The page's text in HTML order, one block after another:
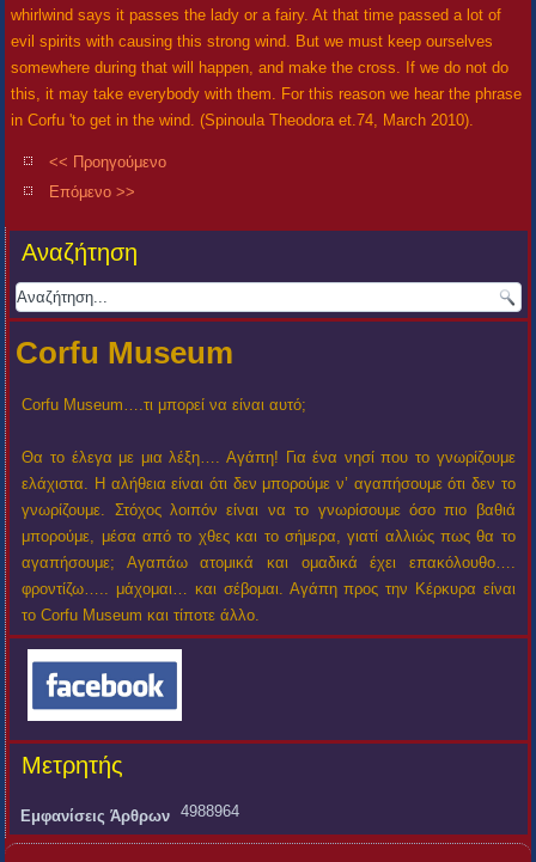
whirlwind says it passes the lady or a fairy. At that time passed a lot of
evil spirits with causing this strong wind. But we must keep ourselves
somewhere during that will happen, and make the cross. If we do not do
this, it may take everybody with them. For this reason we hear the phrase
in Corfu 'to get in the wind. (Spinoula Theodora et.74, March 2010).
<< Προηγούμενο
Επόμενο >>
Αναζήτηση
Corfu Museum
Corfu Museum….τι μπορεί να είναι αυτό;
Θα το έλεγα με μια λέξη…. Αγάπη! Για ένα νησί που το γνωρίζουμε
ελάχιστα. Η αλήθεια είναι ότι δεν μπορούμε ν’ αγαπήσουμε ότι δεν το
γνωρίζουμε. Στόχος λοιπόν είναι να το γνωρίσουμε όσο πιο βαθιά
μπορούμε, μέσα από το χθες και το σήμερα, γιατί αλλιώς πως θα το
αγαπήσουμε; Αγαπάω ατομικά και ομαδικά έχει επακόλουθο….
φροντίζω….. μάχομαι… και σέβομαι. Αγάπη προς την Κέρκυρα είναι
το Corfu Museum και τίποτε άλλο.
Μετρητής
Εμφανίσεις Άρθρων 4988964